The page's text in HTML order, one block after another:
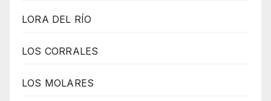
LORA DEL RÍO
LOS CORRALES
LOS MOLARES